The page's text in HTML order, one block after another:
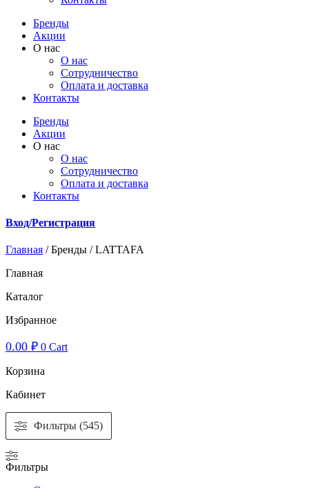
Бренды
Акции
О нас
О нас
Cотрудничество
Оплата и доставка
Контакты
Бренды
Акции
О нас
О нас
Cотрудничество
Оплата и доставка
Контакты
Вход/Регистрация
Главная / Бренды / LATTAFA
Главная
Каталог
Избранное
0.00 ₽ 0 Cart
Корзина
Кабинет
Фильтры (545)
Фильтры